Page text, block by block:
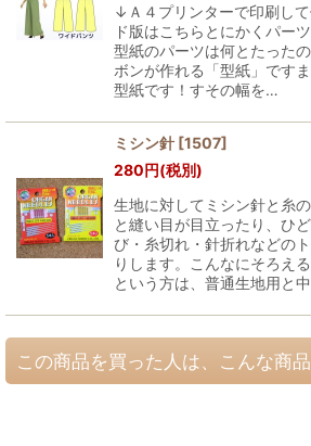
↓Ａ４プリンターで印刷し
ド版はこちらとにかくパー
型紙のパーツは何とたった
ボンが作れる「型紙」です
型紙です！すその幅を…
ミシン針 [1507]
280円(税別)
生地に対してミシン針と糸
と縫い目が目立ったり、ひ
び・糸切れ・針折れなどの
りします。こんなにそろえ
という方は、普通生地用と
この商品を買った人は、こんな商